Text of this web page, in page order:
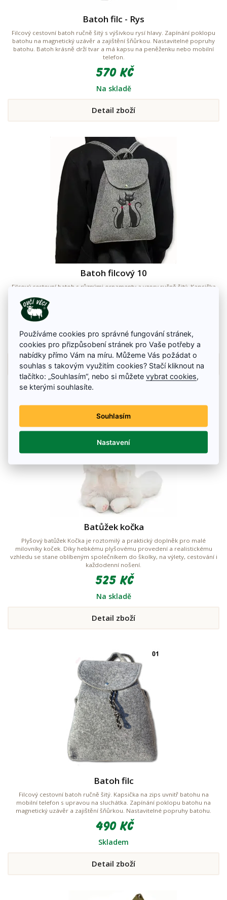
Batoh filc - Rys
Filcový cestovní batoh ručně šitý s výšivkou rysí hlavy. Zapínání poklopu
batohu na magnetický uzávěr a zajištění šňůrkou. Nastavitelné popruhy
batohu. Batoh krásně drží tvar a má kapsu na peněženku nebo mobilní
telefon.
570 Kč
Na skladě
Detail zboží
Batoh filcový 10
Filcový cestovní batoh s různými ornamenty a vzory ručně šitý. Kapsička
poklopu batohu na magnetický uzávěr a zajištění šňůrkou. Nastavitelné
Na skladě
Detail zboží
Batůžek kočka
Plyšový batůžek Kočka je roztomilý a praktický doplněk pro malé
milovníky koček. Díky hebkému plyšovému provedení a realistickému
vzhledu se stane oblíbeným společníkem do školky, na výlety, cestování i
každodenní nošení.
525 Kč
Na skladě
Detail zboží
Batoh filc
Filcový cestovní batoh ručně šitý. Kapsička na zips uvnitř batohu na
mobilní telefon s upravou na sluchátka. Zapínání poklopu batohu na
magnetický uzávěr a zajištění šňůrkou. Nastavitelné popruhy batohu.
490 Kč
Skladem
Detail zboží
Používáme cookies pro správné fungování stránek,
cookies pro přizpůsobení stránek pro Vaše potřeby a
nabídky přímo Vám na míru. Můžeme Vás požádat o
souhlas s takovým využitím cookies? Stačí kliknout na
tlačítko: „Souhlasím“, nebo si můžetevybrat cookies
se kterými souhlasíte.
Souhlasím
Nastavení